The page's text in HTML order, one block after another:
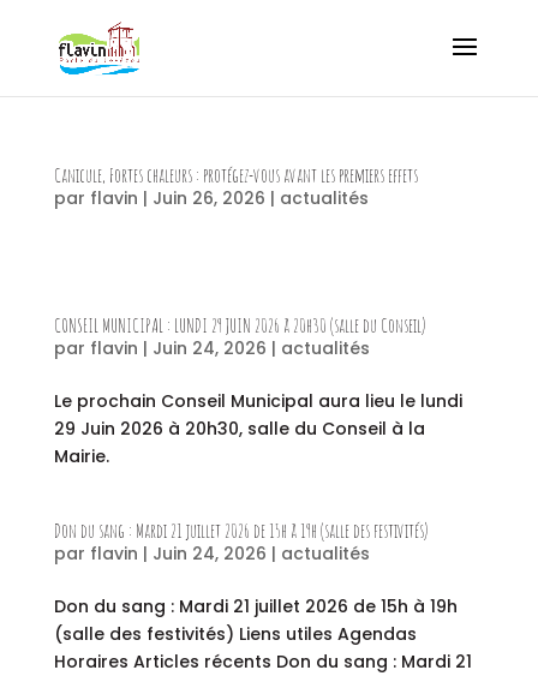
Canicule, Fortes chaleurs : protégez-vous avant les premiers effets
par flavin | Juin 26, 2026 | actualités
CONSEIL MUNICIPAL : LUNDI 29 JUIN 2026 à 20h30 (salle du Conseil)
par flavin | Juin 24, 2026 | actualités
Le prochain Conseil Municipal aura lieu le lundi
29 Juin 2026 à 20h30, salle du Conseil à la
Mairie.
Don du sang : Mardi 21 juillet 2026 de 15h à 19h (salle des festivités)
par flavin | Juin 24, 2026 | actualités
Don du sang : Mardi 21 juillet 2026 de 15h à 19h
(salle des festivités) Liens utiles Agendas
Horaires Articles récents Don du sang : Mardi 21